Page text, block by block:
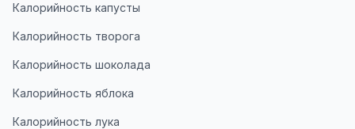
Калорийность капусты
Калорийность творога
Калорийность шоколада
Калорийность яблока
Калорийность лука